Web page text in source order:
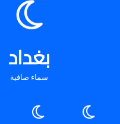
بغداد
سماء صافية